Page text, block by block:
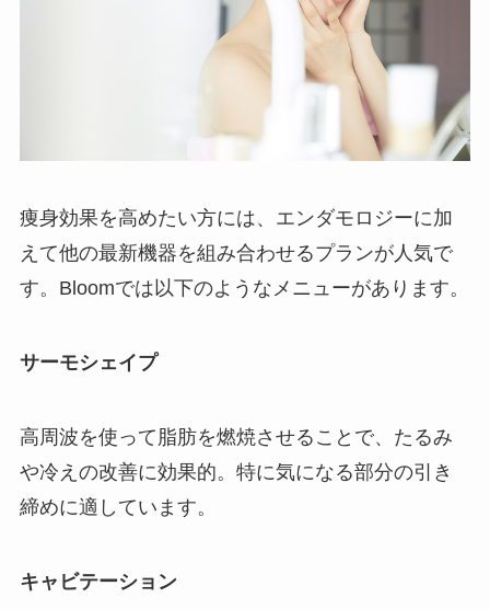
痩身効果を高めたい方には、エンダモロジーに加
えて他の最新機器を組み合わせるプランが人気で
す。Bloomでは以下のようなメニューがあります。
サーモシェイプ
高周波を使って脂肪を燃焼させることで、たるみ
や冷えの改善に効果的。特に気になる部分の引き
締めに適しています。
キャビテーション